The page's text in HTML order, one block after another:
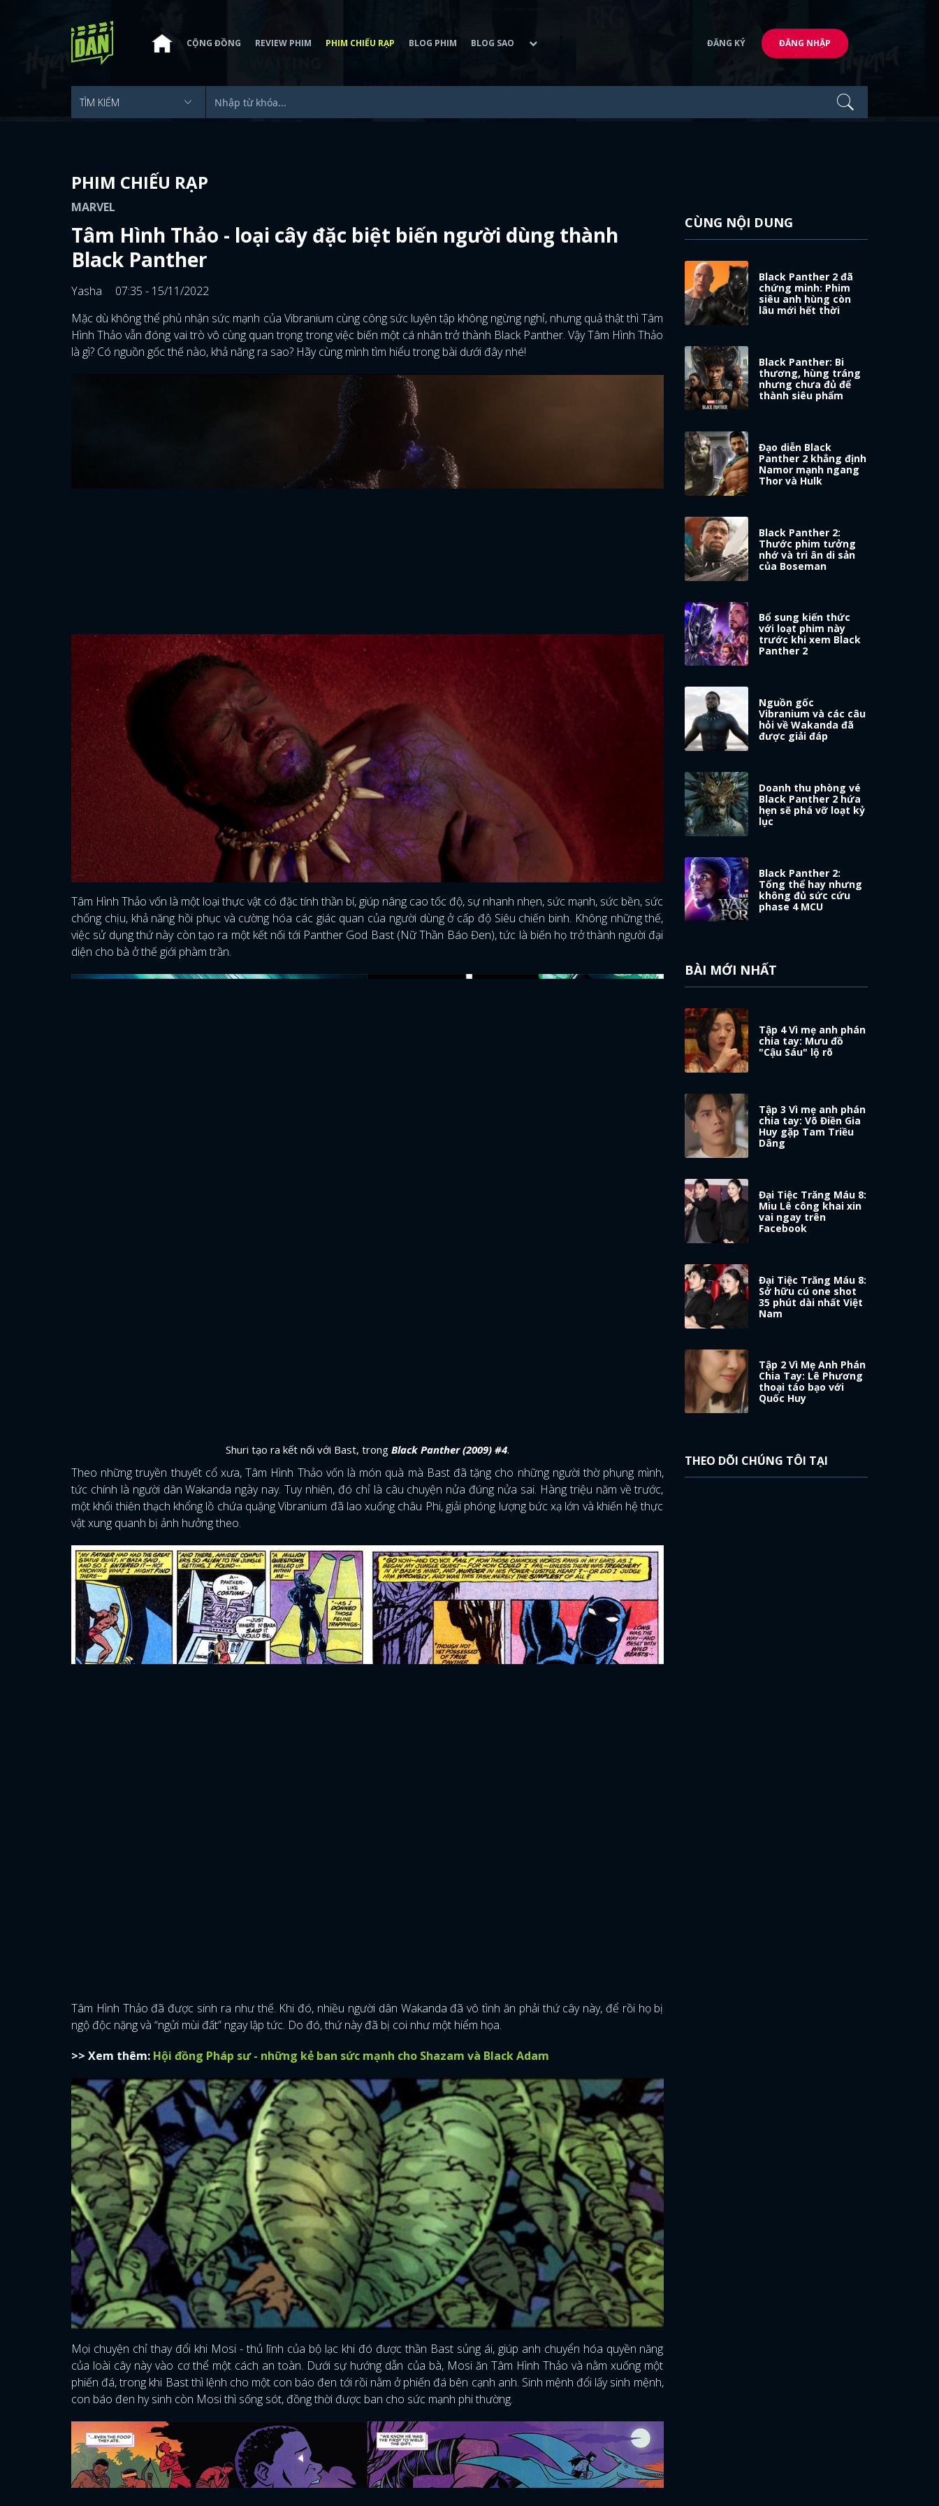
FACEBOOK GOOGLE
CỘNG ĐỒNG REVIEW PHIM PHIM CHIẾU RẠP BLOG PHIM BLOG SAO ĐĂNG KÝ ĐĂNG NHẬP
PHIM CHIẾU RẠP
MARVEL
Tâm Hình Thảo - loại cây đặc biệt biến người dùng thành
Black Panther
Yasha
07:35 - 15/11/2022
Mặc dù không thể phủ nhận sức mạnh của Vibranium cùng công sức luyện tập không ngừng nghỉ, nhưng quả thật thì Tâm
Hình Thảo vẫn đóng vai trò vô cùng quan trọng trong việc biến một cá nhân trở thành Black Panther. Vậy Tâm Hình Thảo
là gì? Có nguồn gốc thế nào, khả năng ra sao? Hãy cùng mình tìm hiểu trong bài dưới đây nhé!
Tâm Hình Thảo vốn là một loại thực vật có đặc tính thần bí, giúp nâng cao tốc độ, sự nhanh nhẹn, sức mạnh, sức bền, sức
chống chịu, khả năng hồi phục và cường hóa các giác quan của người dùng ở cấp độ Siêu chiến binh. Không những thế,
việc sử dụng thứ này còn tạo ra một kết nối tới Panther God Bast (Nữ Thần Báo Đen), tức là biến họ trở thành người đại
diện cho bà ở thế giới phàm trần.
Shuri tạo ra kết nối với Bast, trong Black Panther (2009) #4.
Theo những truyền thuyết cổ xưa, Tâm Hình Thảo vốn là món quà mà Bast đã tặng cho những người thờ phụng mình,
tức chính là người dân Wakanda ngày nay. Tuy nhiên, đó chỉ là câu chuyện nửa đúng nửa sai. Hàng triệu năm về trước,
một khối thiên thạch khổng lồ chứa quặng Vibranium đã lao xuống châu Phi, giải phóng lượng bức xạ lớn và khiến hệ thực
vật xung quanh bị ảnh hưởng theo.
Tâm Hình Thảo đã được sinh ra như thế. Khi đó, nhiều người dân Wakanda đã vô tình ăn phải thứ cây này, để rồi họ bị
ngộ độc nặng và “ngửi mùi đất” ngay lập tức. Do đó, thứ này đã bị coi như một hiểm họa.
>> Xem thêm: Hội đồng Pháp sư - những kẻ ban sức mạnh cho Shazam và Black Adam
Mọi chuyện chỉ thay đổi khi Mosi - thủ lĩnh của bộ lạc khi đó được thần Bast sủng ái, giúp anh chuyển hóa quyền năng
của loài cây này vào cơ thể một cách an toàn. Dưới sự hướng dẫn của bà, Mosi ăn Tâm Hình Thảo và nằm xuống một
phiến đá, trong khi Bast thì lệnh cho một con báo đen tới rồi nằm ở phiến đá bên cạnh anh. Sinh mệnh đổi lấy sinh mệnh,
con báo đen hy sinh còn Mosi thì sống sót, đồng thời được ban cho sức mạnh phi thường.
CÙNG NỘI DUNG
Black Panther 2 đã
chứng minh: Phim
siêu anh hùng còn
lâu mới hết thời
Black Panther: Bi
thương, hùng tráng
nhưng chưa đủ để
thành siêu phẩm
Đạo diễn Black
Panther 2 khẳng định
Namor mạnh ngang
Thor và Hulk
Black Panther 2:
Thước phim tưởng
nhớ và tri ân di sản
của Boseman
Bổ sung kiến thức
với loạt phim này
trước khi xem Black
Panther 2
Nguồn gốc
Vibranium và các câu
hỏi về Wakanda đã
được giải đáp
Doanh thu phòng vé
Black Panther 2 hứa
hẹn sẽ phá vỡ loạt kỷ
lục
Black Panther 2:
Tổng thể hay nhưng
không đủ sức cứu
phase 4 MCU
BÀI MỚI NHẤT
Tập 4 Vì mẹ anh phán
chia tay: Mưu đồ
"Cậu Sáu" lộ rõ
Tập 3 Vì mẹ anh phán
chia tay: Võ Điền Gia
Huy gặp Tam Triều
Dâng
Đại Tiệc Trăng Máu 8:
Miu Lê công khai xin
vai ngay trên
Facebook
Đại Tiệc Trăng Máu 8:
Sở hữu cú one shot
35 phút dài nhất Việt
Nam
Tập 2 Vì Mẹ Anh Phán
Chia Tay: Lê Phương
thoại táo bạo với
Quốc Huy
THEO DÕI CHÚNG TÔI TẠI